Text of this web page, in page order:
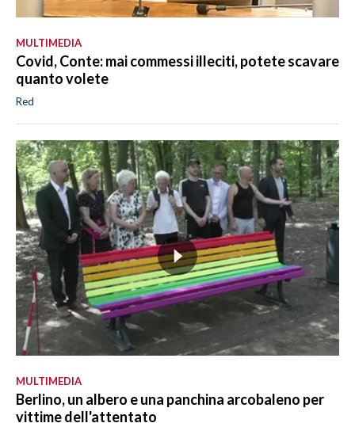
MULTIMEDIA
Covid, Conte: mai commessi illeciti, potete scavare
quanto volete
Red
MULTIMEDIA
Berlino, un albero e una panchina arcobaleno per
vittime dell'attentato